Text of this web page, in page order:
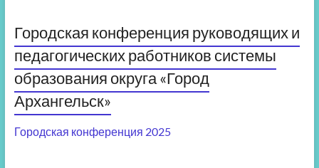
Городская конференция руководящих и
педагогических работников системы
образования округа «Город
Архангельск»
Городская конференция 2025